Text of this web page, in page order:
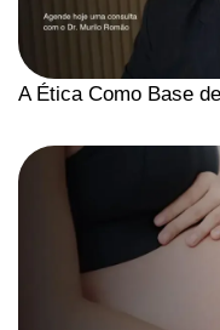
A Ética Como Base